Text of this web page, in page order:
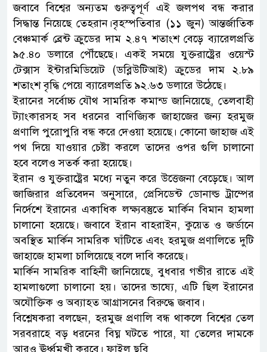
জবাবে বিশ্বের অন্যতম গুরুত্বপূর্ণ এই জলপথ বন্ধ করার
সিদ্ধান্ত নিয়েছে তেহরান।বৃহস্পতিবার (১১ জুন) আন্তর্জাতিক
বেঞ্চমার্ক ব্রেন্ট ক্রুডের দাম ২.৪৭ শতাংশ বেড়ে ব্যারেলপ্রতি
৯৫.৪০ ডলারে পৌঁছেছে। একই সময়ে যুক্তরাষ্ট্রের ওয়েস্ট
টেক্সাস ইন্টারমিডিয়েট (ডব্লিউটিআই) ক্রুডের দাম ২.৮৯
শতাংশ বৃদ্ধি পেয়ে ব্যারেলপ্রতি ৯২.৬৩ ডলারে উঠেছে।
ইরানের সর্বোচ্চ যৌথ সামরিক কমান্ড জানিয়েছে, তেলবাহী
ট্যাংকারসহ সব ধরনের বাণিজ্যিক জাহাজের জন্য হরমুজ
প্রণালি পুরোপুরি বন্ধ করে দেওয়া হয়েছে। কোনো জাহাজ এই
পথ দিয়ে যাওয়ার চেষ্টা করলে তাদের ওপর গুলি চালানো
হবে বলেও সতর্ক করা হয়েছে।
ইরান ও যুক্তরাষ্ট্রের মধ্যে নতুন করে উত্তেজনা বেড়েছে। আল
জাজিরার প্রতিবেদন অনুসারে, প্রেসিডেন্ট ডোনাল্ড ট্রাম্পের
নির্দেশে ইরানের একাধিক লক্ষ্যবস্তুতে মার্কিন বিমান হামলা
চালানো হয়েছে। জবাবে ইরান বাহরাইন, কুয়েত ও জর্ডানে
অবস্থিত মার্কিন সামরিক ঘাঁটিতে এবং হরমুজ প্রণালিতে দুটি
জাহাজে হামলা চালিয়েছে বলে দাবি করেছে।
মার্কিন সামরিক বাহিনী জানিয়েছে, বুধবার গভীর রাতে এই
হামলাগুলো চালানো হয়। তাদের ভাষ্যে, এটি ছিল ইরানের
অযৌক্তিক ও অব্যাহত আগ্রাসনের বিরুদ্ধে জবাব।
বিশ্লেষকরা বলছেন, হরমুজ প্রণালি বন্ধ থাকলে বিশ্বের তেল
সরবরাহে বড় ধরনের বিঘ্ন ঘটতে পারে, যা তেলের দামকে
আরও ঊর্ধ্বমুখী করবে। ফাইল ছবি